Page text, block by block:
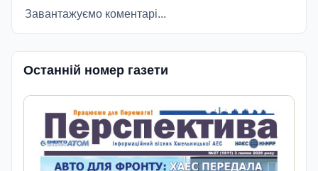
Завантажуємо коментарі...
Останній номер газети